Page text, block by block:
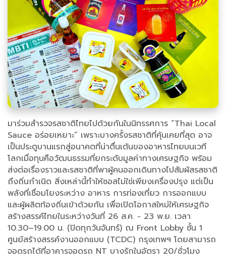
มาร่วมสำรวจรสชาติไทยไปด้วยกันในนิทรรศการ “Thai Local
Sauce อร่อยเหยาะ” เพราะบางครั้งรสชาติที่คุ้นเคยที่สุด อาจ
เป็นประตูบานแรกสู่อนาคตที่น่าตื่นเต้นของอาหารไทยบนเวที
โลกเมื่อทุนคือวัฒนธรรมที่ยกระดับมูลค่าทางเศรษฐกิจ พร้อม
ส่งต่อเรื่องราวและรสชาติที่พาผู้คนออกเดินทางไปสัมผัสรสชาติ
ถึงถิ่นกำเนิด สิ่งเหล่านี้ทำให้ซอสไม่ใช่เพียงเครื่องปรุง แต่เป็น
พลังที่เชื่อมโยงระหว่าง อาหาร การท่องเที่ยว การออกแบบ
และผู้ผลิตท้องถิ่นเข้าด้วยกัน เพื่อเปิดโอกาสใหม่ให้เศรษฐกิจ
สร้างสรรค์ไทยในระหว่างวันที่ 26 ส.ค. - 23 พ.ย. เวลา
10.30–19.00 น. (ปิดทุกวันจันทร์) ณ Front Lobby ชั้น 1
ศูนย์สร้างสรรค์งานออกแบบ (TCDC) กรุงเทพฯ โดยสามารถ
จอดรถได้ที่อาคารจอดรถ NT บางรักในอัตรา 20/ชั่วโมง